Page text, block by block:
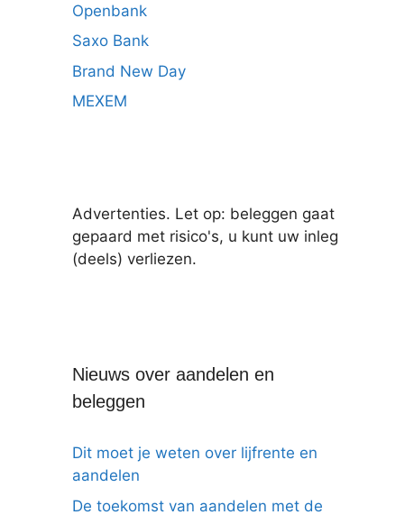
Openbank
Saxo Bank
Brand New Day
MEXEM
Advertenties. Let op: beleggen gaat
gepaard met risico's, u kunt uw inleg
(deels) verliezen.
Nieuws over aandelen en
beleggen
Dit moet je weten over lijfrente en
aandelen
De toekomst van aandelen met de